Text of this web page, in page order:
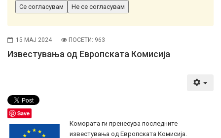
Се согласувам Не се согласувам
15 МАЈ 2024 ПОСЕТИ: 963
Известувања од Европската Комисија
Save
Комората ги пренесува последните
известувања од Европската Комисија.